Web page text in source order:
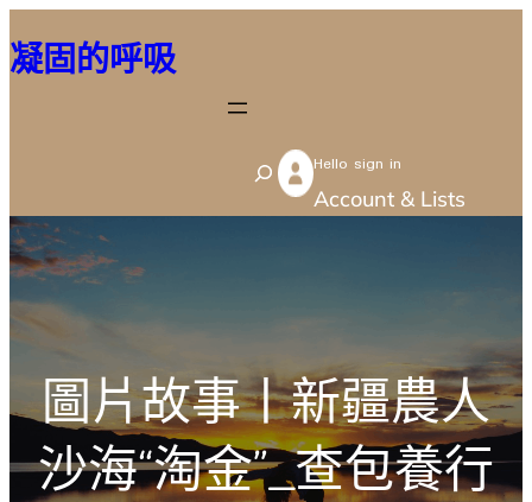
至
容
凝固的呼吸
S
e
Hello sign in
Account & Lists
圖片故事丨新疆農人
沙海“淘金”_查包養行